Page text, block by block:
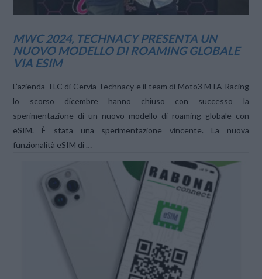
VIEW POST
MWC 2024, TECHNACY PRESENTA UN
NUOVO MODELLO DI ROAMING GLOBALE
VIA ESIM
L’azienda TLC di Cervia Technacy e il team di Moto3 MTA Racing
lo scorso dicembre hanno chiuso con successo la
sperimentazione di un nuovo modello di roaming globale con
eSIM. È stata una sperimentazione vincente. La nuova
funzionalità eSIM di …